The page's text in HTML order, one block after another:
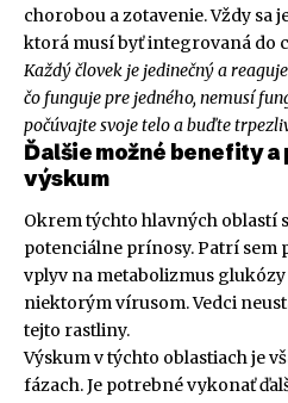
chorobou a zotavenie. Vždy sa
ktorá musí byť integrovaná do
Každý človek je jedinečný a
čo funguje pre jedného, nemusí
počúvajte svoje telo a buďte
Ďalšie možné benefity
výskum
Okrem týchto hlavných oblastí
potenciálne prínosy. Patrí sem
vplyv na metabolizmus
niektorým vírusom. Vedci
tejto rastliny.
Výskum v týchto oblastiach je
fázach. Je potrebné vykonať